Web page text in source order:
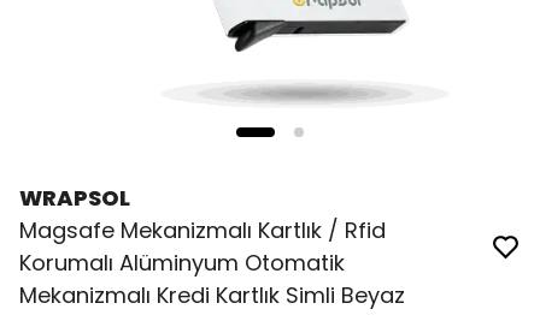
WRAPSOL
Magsafe Mekanizmalı Kartlık / Rfid
Korumalı Alüminyum Otomatik
Mekanizmalı Kredi Kartlık Simli Beyaz